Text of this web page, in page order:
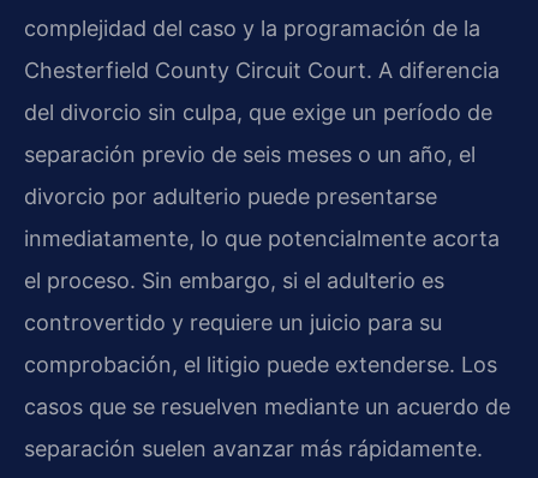
complejidad del caso y la programación de la
Chesterfield County Circuit Court. A diferencia
del divorcio sin culpa, que exige un período de
separación previo de seis meses o un año, el
divorcio por adulterio puede presentarse
inmediatamente, lo que potencialmente acorta
el proceso. Sin embargo, si el adulterio es
controvertido y requiere un juicio para su
comprobación, el litigio puede extenderse. Los
casos que se resuelven mediante un acuerdo de
separación suelen avanzar más rápidamente.